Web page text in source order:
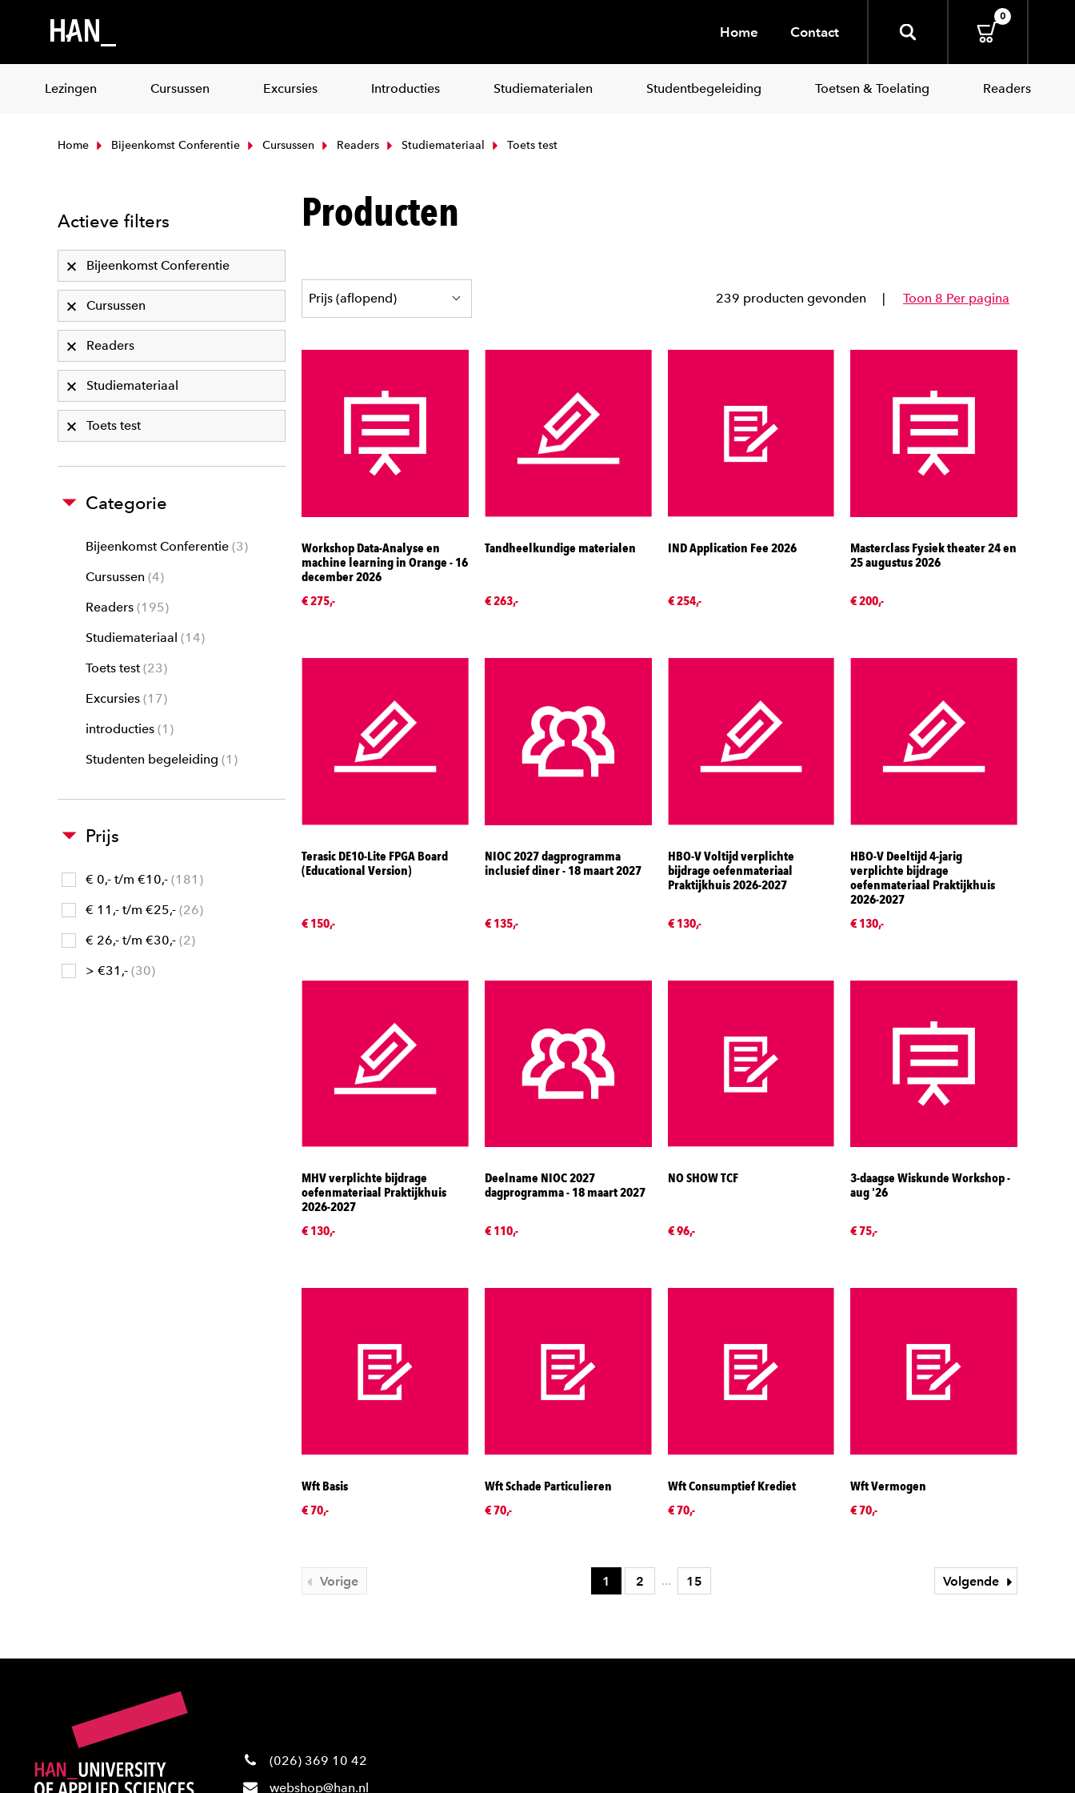
Home Contact
0
Lezingen Cursussen Excursies Introducties Studiematerialen Studentbegeleiding Toetsen & Toelating Readers
Home Bijeenkomst Conferentie Cursussen Readers Studiemateriaal Toets test
Actieve filters
Bijeenkomst Conferentie
Cursussen
Readers
Studiemateriaal
Toets test
Categorie
Bijeenkomst Conferentie 3
Cursussen 4
Readers 195
Studiemateriaal
14
Toets test 23
Excursies 17
introducties 1
Studenten begeleiding
1
Prijs
€ 0,- t/m €10,- 181
€ 11,- t/m €25,- 26
€ 26,- t/m €30,- 2
> €31,- 30
Producten
239 producten gevonden Toon 8 Per pagina
Workshop Data-Analyse en
machine learning in Orange - 16
december 2026
€ 275,-
Tandheelkundige materialen
€ 263,-
IND Application Fee 2026
€ 254,-
Masterclass Fysiek theater 24 en
25 augustus 2026
€ 200,-
Terasic DE10-Lite FPGA Board
(Educational Version)
€ 150,-
NIOC 2027 dagprogramma
inclusief diner - 18 maart 2027
€ 135,-
HBO-V Voltijd verplichte
bijdrage oefenmateriaal
Praktijkhuis 2026-2027
€ 130,-
HBO-V Deeltijd 4-jarig
verplichte bijdrage
oefenmateriaal Praktijkhuis
2026-2027
€ 130,-
MHV verplichte bijdrage
oefenmateriaal Praktijkhuis
2026-2027
€ 130,-
Deelname NIOC 2027
dagprogramma - 18 maart 2027
€ 110,-
NO SHOW TCF
€ 96,-
3-daagse Wiskunde Workshop -
aug '26
€ 75,-
Wft Basis
€ 70,-
Wft Schade Particulieren
€ 70,-
Wft Consumptief Krediet
€ 70,-
Wft Vermogen
€ 70,-
Vorige Volgende
1 2 ... 15
(026) 369 10 42
webshop@han.nl